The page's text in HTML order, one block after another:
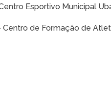
Esportivo Municipal
Centro de Formação de